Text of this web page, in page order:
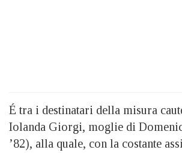
É tra i destinatari della misura
Iolanda Giorgi, moglie di
’82), alla quale, con la costante